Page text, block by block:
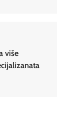
više